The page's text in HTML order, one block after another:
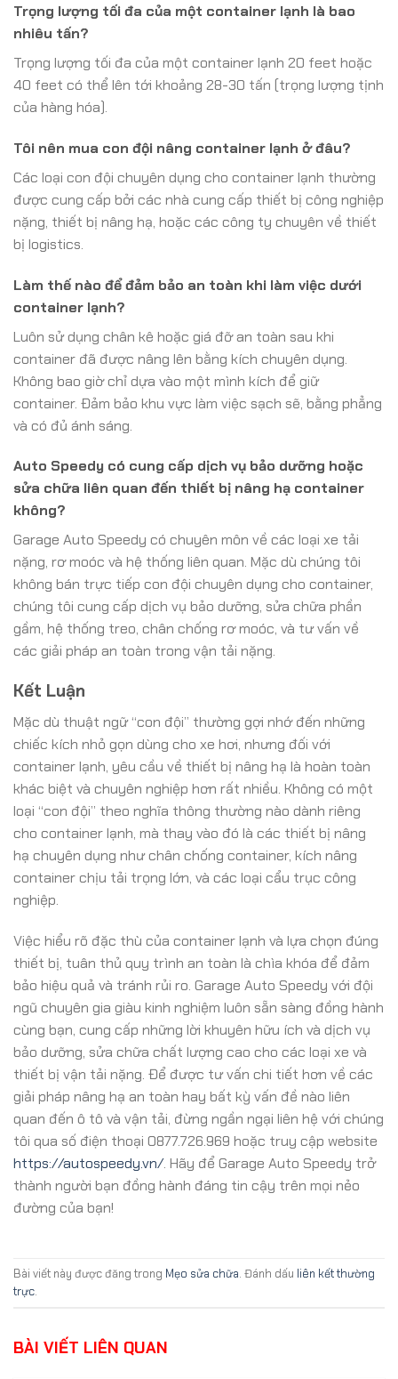
Trọng lượng tối đa của một container lạnh là bao
nhiêu tấn?
Trọng lượng tối đa của một container lạnh 20 feet hoặc
40 feet có thể lên tới khoảng 28-30 tấn (trọng lượng tịnh
của hàng hóa).
Tôi nên mua con đội nâng container lạnh ở đâu?
Các loại con đội chuyên dụng cho container lạnh thường
được cung cấp bởi các nhà cung cấp thiết bị công nghiệp
nặng, thiết bị nâng hạ, hoặc các công ty chuyên về thiết
bị logistics.
Làm thế nào để đảm bảo an toàn khi làm việc dưới
container lạnh?
Luôn sử dụng chân kê hoặc giá đỡ an toàn sau khi
container đã được nâng lên bằng kích chuyên dụng.
Không bao giờ chỉ dựa vào một mình kích để giữ
container. Đảm bảo khu vực làm việc sạch sẽ, bằng phẳng
và có đủ ánh sáng.
Auto Speedy có cung cấp dịch vụ bảo dưỡng hoặc
sửa chữa liên quan đến thiết bị nâng hạ container
không?
Garage Auto Speedy có chuyên môn về các loại xe tải
nặng, rơ moóc và hệ thống liên quan. Mặc dù chúng tôi
không bán trực tiếp con đội chuyên dụng cho container,
chúng tôi cung cấp dịch vụ bảo dưỡng, sửa chữa phần
gầm, hệ thống treo, chân chống rơ moóc, và tư vấn về
các giải pháp an toàn trong vận tải nặng.
Kết Luận
Mặc dù thuật ngữ “con đội” thường gợi nhớ đến những
chiếc kích nhỏ gọn dùng cho xe hơi, nhưng đối với
container lạnh, yêu cầu về thiết bị nâng hạ là hoàn toàn
khác biệt và chuyên nghiệp hơn rất nhiều. Không có một
loại “con đội” theo nghĩa thông thường nào dành riêng
cho container lạnh, mà thay vào đó là các thiết bị nâng
hạ chuyên dụng như chân chống container, kích nâng
container chịu tải trọng lớn, và các loại cẩu trục công
nghiệp.
Việc hiểu rõ đặc thù của container lạnh và lựa chọn đúng
thiết bị, tuân thủ quy trình an toàn là chìa khóa để đảm
bảo hiệu quả và tránh rủi ro. Garage Auto Speedy với đội
ngũ chuyên gia giàu kinh nghiệm luôn sẵn sàng đồng hành
cùng bạn, cung cấp những lời khuyên hữu ích và dịch vụ
bảo dưỡng, sửa chữa chất lượng cao cho các loại xe và
thiết bị vận tải nặng. Để được tư vấn chi tiết hơn về các
giải pháp nâng hạ an toàn hay bất kỳ vấn đề nào liên
quan đến ô tô và vận tải, đừng ngần ngại liên hệ với chúng
tôi qua số điện thoại 0877.726.969 hoặc truy cập website
https://autospeedy.vn/. Hãy để Garage Auto Speedy trở
thành người bạn đồng hành đáng tin cậy trên mọi nẻo
đường của bạn!
Bài viết này được đăng trong Mẹo sửa chữa. Đánh dấu liên kết thường
trực.
BÀI VIẾT LIÊN QUAN